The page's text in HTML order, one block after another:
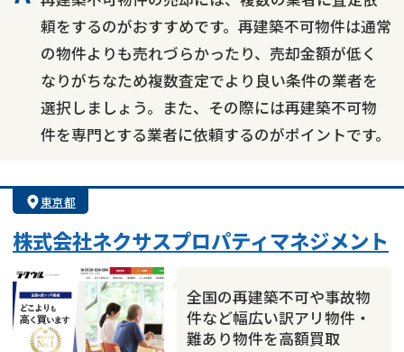
頼をするのがおすすめです。再建築不可物件は通常
の物件よりも売れづらかったり、売却金額が低く
なりがちなため複数査定でより良い条件の業者を
選択しましょう。また、その際には再建築不可物
件を専門とする業者に依頼するのがポイントです。
東京都
株式会社ネクサスプロパティマネジメント
全国の再建築不可や事故物
件など幅広い訳アリ物件・
難あり物件を高額買取